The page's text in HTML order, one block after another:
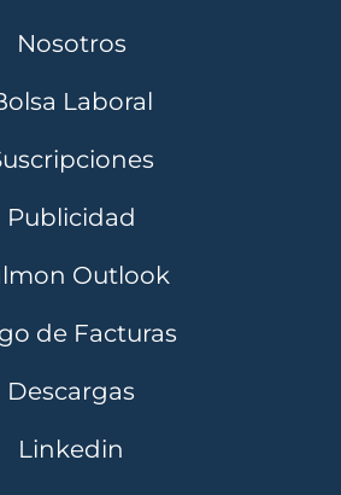
Nosotros
Laboral
Publicidad
Outlook
de Facturas
Descargas
Linkedin